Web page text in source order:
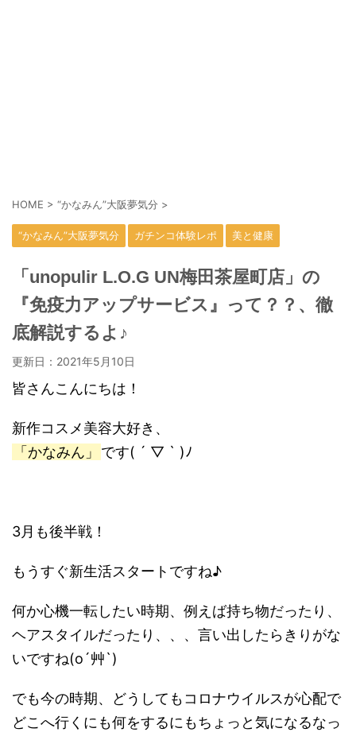
HOME > “かなみん”大阪夢気分 >
“かなみん”大阪夢気分 ガチンコ体験レポ 美と健康
「unopulir L.O.G UN梅田茶屋町店」の
『免疫力アップサービス』って？？、徹
底解説するよ♪
更新日： 2021年5月10日
皆さんこんにちは！
新作コスメ美容大好き、
「かなみん」
です( ´ ▽ ` )ﾉ
3月も後半戦！
もうすぐ新生活スタートですね♪
何か心機一転したい時期、例えば持ち物だったり、
ヘアスタイルだったり、、、言い出したらきりがな
いですね(o´艸`)
でも今の時期、どうしてもコロナウイルスが心配で
どこへ行くにも何をするにもちょっと気になるなっ